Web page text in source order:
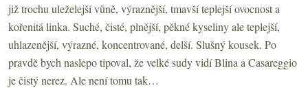
již trochu uleželejší vůně, výraznější, tmavší teplejší ovocnost a
kořenitá linka. Suché, čisté, plnější, pěkné kyseliny ale teplejší,
uhlazenější, výrazné, koncentrované, delší. Slušný kousek. Po
pravdě bych naslepo tipoval, že velké sudy vidí Blina a Casareggio
je čistý nerez. Ale není tomu tak…